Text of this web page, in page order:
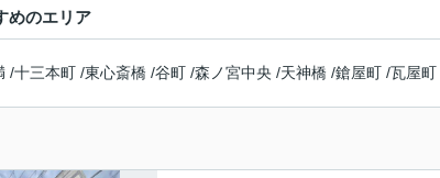
めのエリア
/十三本町 /東心斎橋 /谷町 /森ノ宮中央 /天神橋 /鎗屋町 /瓦屋町